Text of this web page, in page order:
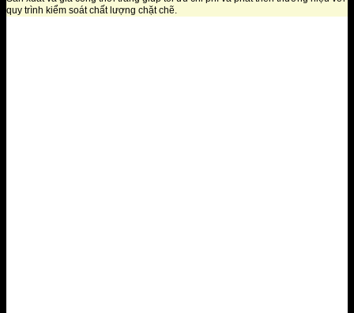
quy trình kiểm soát chất lượng chặt chẽ.